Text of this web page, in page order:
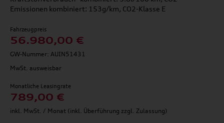
Emissionen kombiniert: 153g/km, CO2-Klasse E
Fahrzeugpreis
56.980,00 €
GW-Nummer: AUIN51431
MwSt. ausweisbar
Monatliche Leasingrate
789,00 €
inkl. MwSt. / Monat (inkl. Überführung zzgl. Zulassung)